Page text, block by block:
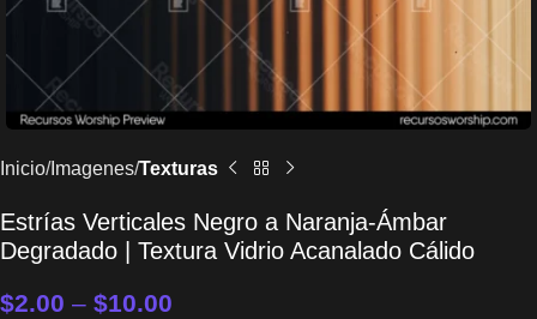
Inicio Imagenes Texturas
Estrías Verticales Negro a Naranja-Ámbar
Degradado | Textura Vidrio Acanalado Cálido
$2.00 – $10.00